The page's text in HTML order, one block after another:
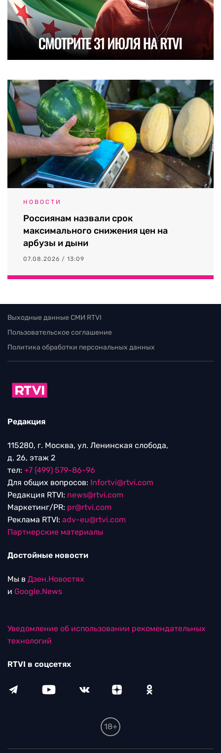
НОВОСТИ
Россиянам назвали срок
максимального снижения цен на
арбузы и дыни
07.08.2026 / 13:09
Выходные данные СМИ RTVI
Пользовательское соглашение
Политика обработки персональных данных
Редакция
115280, г. Москва, ул. Ленинская слобода,
д. 26, этаж 2
тел: +7 (499) 579-86-96
Для общих вопросов: Infortvi@rtvi.com
Редакция RTVI: news@rtvi.com
Маркетинг/PR: pr@rtvi.com
Реклама RTVI: adv-eu@rtvi.com
Партнерские материалы
Достойные новости
Мы в Дзен.Новостях
и Google.News
Уведомление об использовании рекомендательных
технологий
RTVI в соцсетях
18+